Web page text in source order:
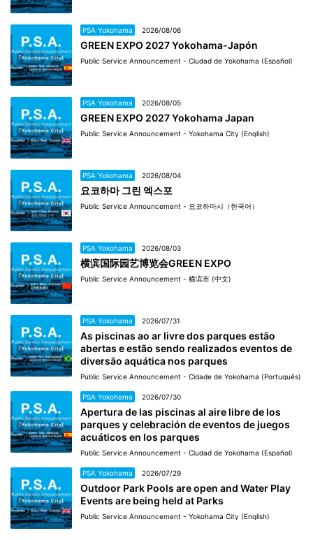
PSA Yokohama 2026/08/06
GREEN EXPO 2027 Yokohama-Japón
Public Service Announcement - Ciudad de Yokohama (Español)
PSA Yokohama 2026/08/05
GREEN EXPO 2027 Yokohama Japan
Public Service Announcement - Yokohama City (English)
PSA Yokohama 2026/08/04
요코하마 그린 엑스포
Public Service Announcement - 요코하마시（한국어）
PSA Yokohama 2026/08/03
横滨国际园艺博览会GREEN EXPO
Public Service Announcement - 横滨市 (中文)
PSA Yokohama 2026/07/31
As piscinas ao ar livre dos parques estão
abertas e estão sendo realizados eventos de
diversão aquática nos parques
Public Service Announcement - Cidade de Yokohama (Português)
PSA Yokohama 2026/07/30
Apertura de las piscinas al aire libre de los
parques y celebración de eventos de juegos
acuáticos en los parques
Public Service Announcement - Ciudad de Yokohama (Español)
PSA Yokohama 2026/07/29
Outdoor Park Pools are open and Water Play
Events are being held at Parks
Public Service Announcement - Yokohama City (English)